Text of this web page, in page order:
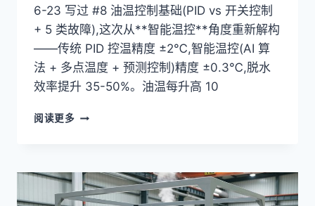
海
拔
修
正
6-23 写过 #8 油温控制基础(PID vs 开关控制
+ 5 类故障),这次从**智能温控**角度重新解构
——传统 PID 控温精度 ±2℃,智能温控(AI 算
法 + 多点温度 + 预测控制)精度 ±0.3℃,脱水
效率提升 35-50%。油温每升高 10
阅读更多 双
滤
油
机